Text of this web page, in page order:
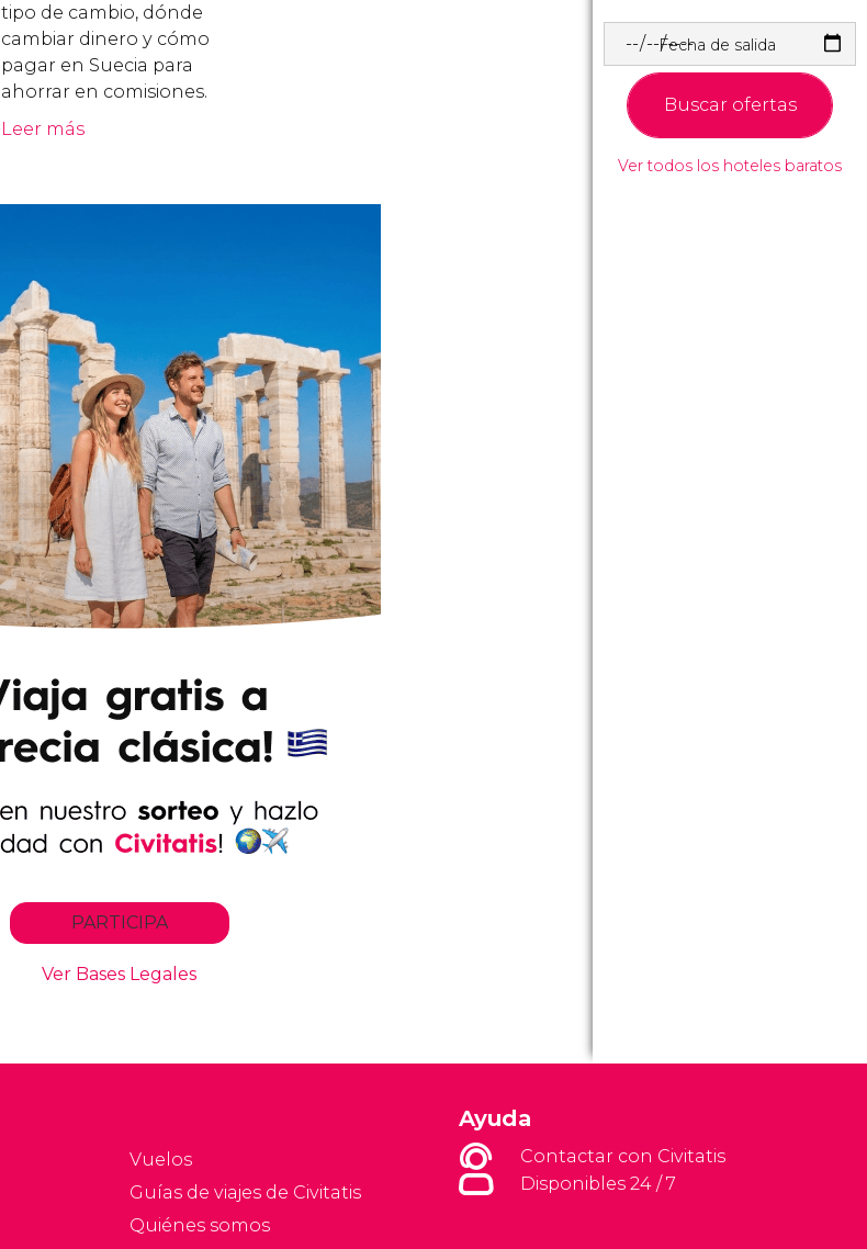
tipo de cambio, dónde
cambiar dinero y cómo
pagar en Suecia para
ahorrar en comisiones.
Leer más
Fecha de salida
Buscar ofertas
Ver todos los hoteles baratos
Vuelos
Guías de viajes de Civitatis
Quiénes somos
Ayuda
Contactar con Civitatis
Disponibles 24 / 7